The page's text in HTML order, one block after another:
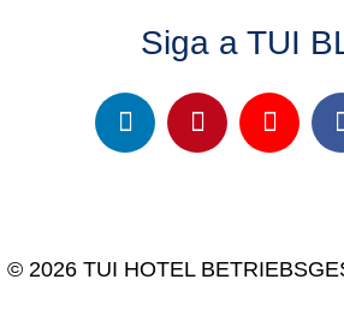
Siga a TUI
© 2026 TUI HOTEL